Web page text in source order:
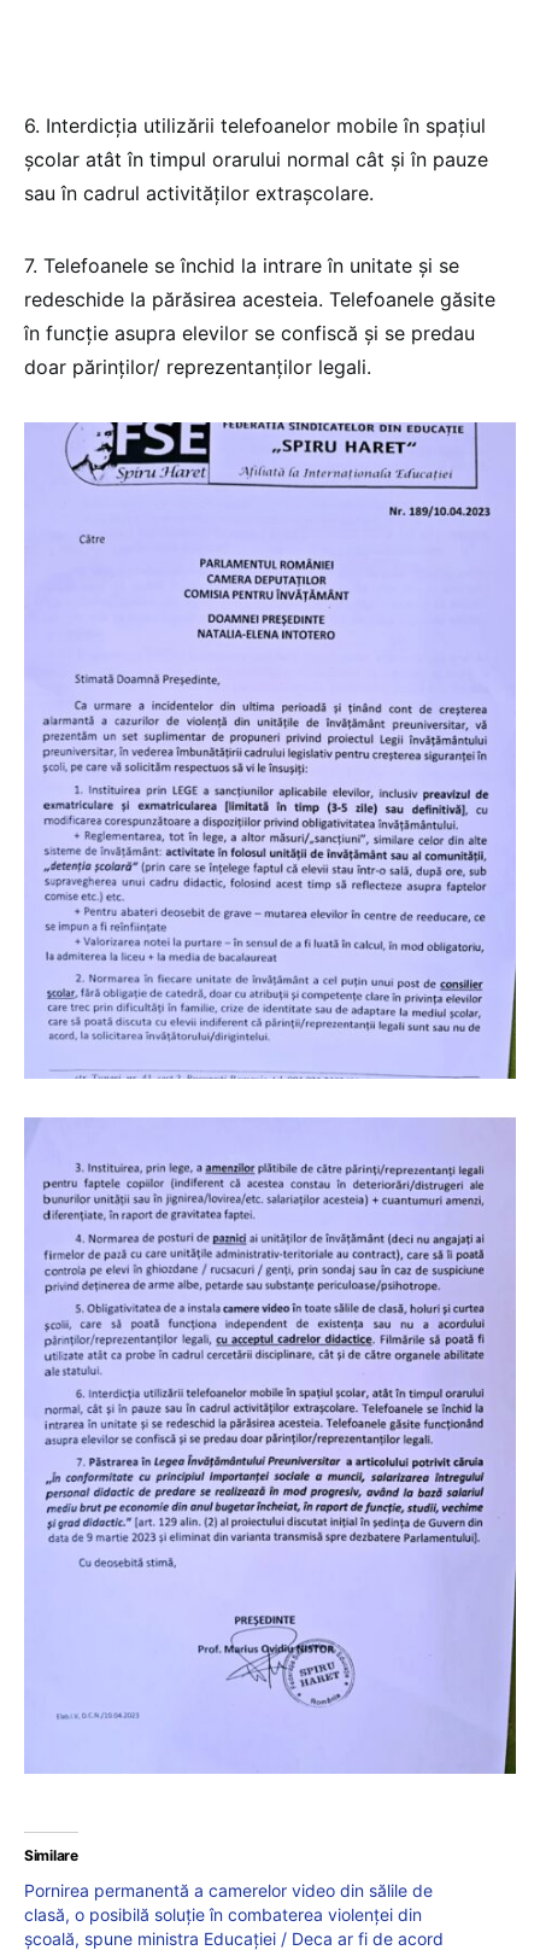
6. Interdicția utilizării telefoanelor mobile în spațiul
școlar atât în timpul orarului normal cât și în pauze
sau în cadrul activităților extrașcolare.
7. Telefoanele se închid la intrare în unitate și se
redeschide la părăsirea acesteia. Telefoanele găsite
în funcție asupra elevilor se confiscă și se predau
doar părinților/ reprezentanților legali.
Similare
Pornirea permanentă a camerelor video din sălile de
clasă, o posibilă soluție în combaterea violenței din
școală, spune ministra Educației / Deca ar fi de acord